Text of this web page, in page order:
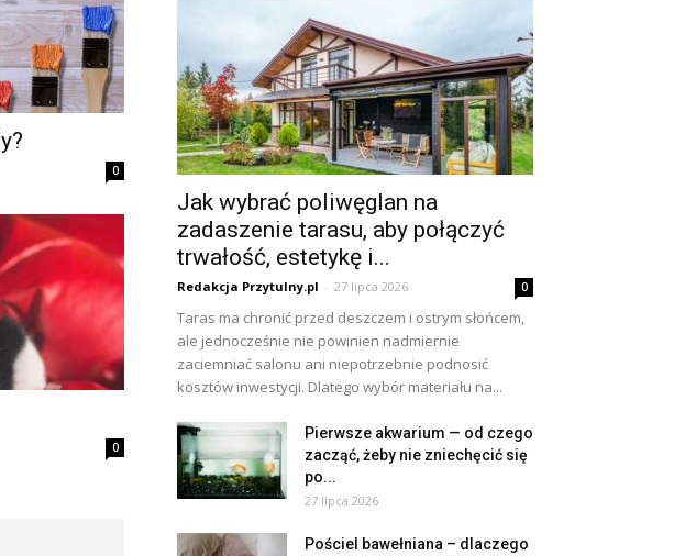
0
0
Jak wybrać poliwęglan na
zadaszenie tarasu, aby połączyć
trwałość, estetykę i...
Redakcja Przytulny.pl - 27 lipca 2026 0
Taras ma chronić przed deszczem i ostrym słońcem,
ale jednocześnie nie powinien nadmiernie
zaciemniać salonu ani niepotrzebnie podnosić
kosztów inwestycji. Dlatego wybór materiału na...
Pierwsze akwarium — od czego
zacząć, żeby nie zniechęcić się
po...
27 lipca 2026
Pościel bawełniana – dlaczego